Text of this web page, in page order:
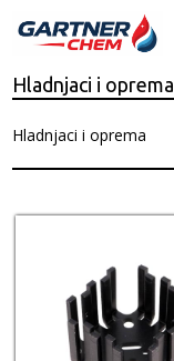
Hladnjaci i oprema
Hladnjaci i oprema